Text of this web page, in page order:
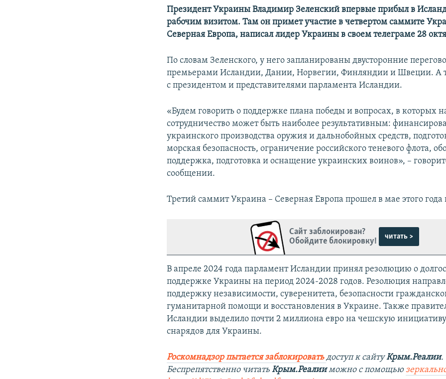
Президент Украины Владимир Зеленский впервые прибыл в
рабочим визитом. Там он примет участие в четвертом саммите
Северная Европа, написал лидер Украины в своем телеграме 28
По словам Зеленского, у него запланированы двусторонние
премьерами Исландии, Дании, Норвегии, Финляндии и Швеции. А
с президентом и представителями парламента Исландии.
«Будем говорить о поддержке плана победы и вопросах, в которых
сотрудничество может быть наиболее результативным:
украинского производства оружия и дальнобойных средств,
морская безопасность, ограничение российского теневого флота,
поддержка, подготовка и оснащение украинских воинов», –
сообщении.
Третий саммит Украина – Северная Европа прошел в мае этого
Сайт заблокирован?
Обойдите блокировку!
читать >
В апреле 2024 года парламент Исландии принял резолюцию о
поддержке Украины на период 2024-2028 годов. Резолюция
поддержку независимости, суверенитета, безопасности
гуманитарной помощи и восстановления в Украине. Также
Исландии выделило почти 2 миллиона евро на чешскую инициативу
снарядов для Украины.
Роскомнадзор пытается заблокировать доступ к сайтуКрым.Реалии.
Беспрепятственно читатьКрым.Реалииможно с помощью